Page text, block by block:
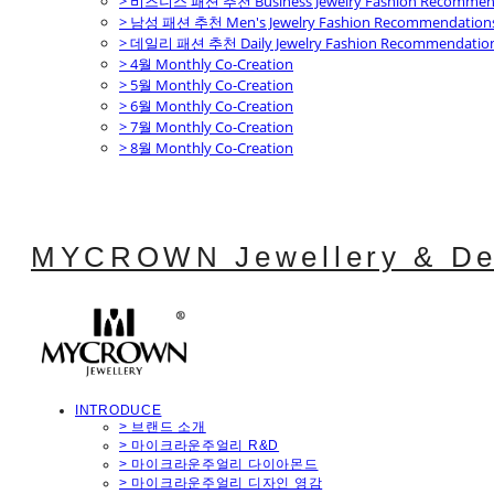
> 남성 패션 추천 Men's Jewelry Fashion
> 데일리 패션 추천 Daily Jewelry Fashion
> 4월 Monthly Co-Creation
> 5월 Monthly Co-Creation
> 6월 Monthly Co-Creation
> 7월 Monthly Co-Creation
> 8월 Monthly Co-Creation
MYCROWN Jewellery &
INTRODUCE
> 브랜드 소개
> 마이크라운주얼리 R&D
> 마이크라운주얼리 다이아몬드
> 마이크라운주얼리 디자인 영감